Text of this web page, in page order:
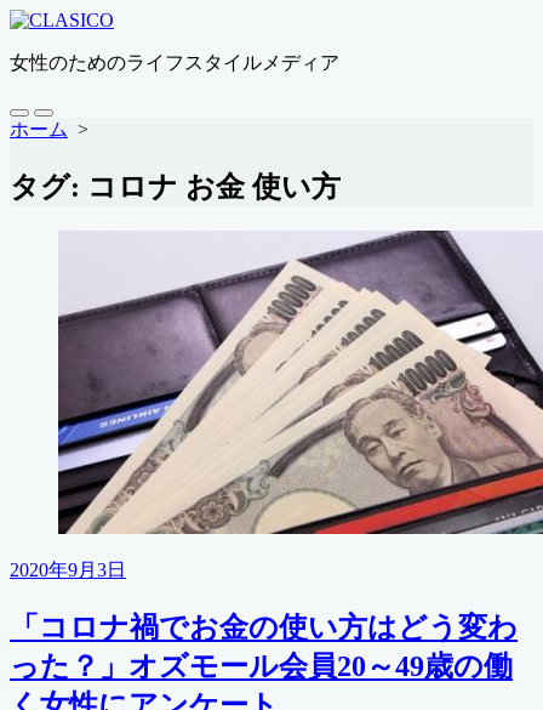
コ
テ
ツ
ス
キ
女性のためのライフスタイルメディア
検
索
り
メ
ニ
ー
ホーム >
タグ: コロナ お金 使い方
2020年9月3日
「コロナ禍でお金の使い方はどう変わ
った？」オズモール会員20～49歳の働